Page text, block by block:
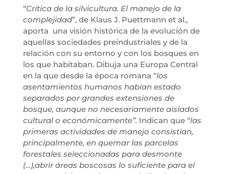
“Crítica de la silvicultura. El manejo de la
complejidad”, de Klaus J. Puettmann et al.,
aporta una visión histórica de la evolución de
aquellas sociedades preindustriales y de la
relación con su entorno y con los bosques en
los que habitaban. Dibuja una Europa Central
en la que desde la época romana “los
asentamientos humanos habían estado
separados por grandes extensiones de
bosque, aunque no necesariamente aislados
cultural o económicamente”. Indican que “las
primeras actividades de manejo consistían,
principalmente, en quemar las parcelas
forestales seleccionadas para desmonte
(…),abrir áreas boscosas lo suficiente para el